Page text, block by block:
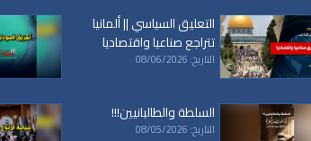
التعليق السياسي || ألمانيا
تتراجع صناعيا واقتصاديا
التاريخ: 08/06/2026
السلطة والطالبانيين!!!
التاريخ: 08/05/2026